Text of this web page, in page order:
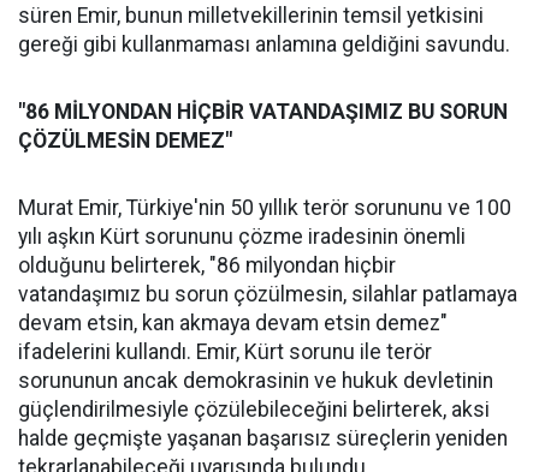
süren Emir, bunun milletvekillerinin temsil yetkisini
gereği gibi kullanmaması anlamına geldiğini savundu.
"86 MİLYONDAN HİÇBİR VATANDAŞIMIZ BU SORUN
ÇÖZÜLMESİN DEMEZ"
Murat Emir, Türkiye'nin 50 yıllık terör sorununu ve 100
yılı aşkın Kürt sorununu çözme iradesinin önemli
olduğunu belirterek, "86 milyondan hiçbir
vatandaşımız bu sorun çözülmesin, silahlar patlamaya
devam etsin, kan akmaya devam etsin demez"
ifadelerini kullandı. Emir, Kürt sorunu ile terör
sorununun ancak demokrasinin ve hukuk devletinin
güçlendirilmesiyle çözülebileceğini belirterek, aksi
halde geçmişte yaşanan başarısız süreçlerin yeniden
tekrarlanabileceği uyarısında bulundu.